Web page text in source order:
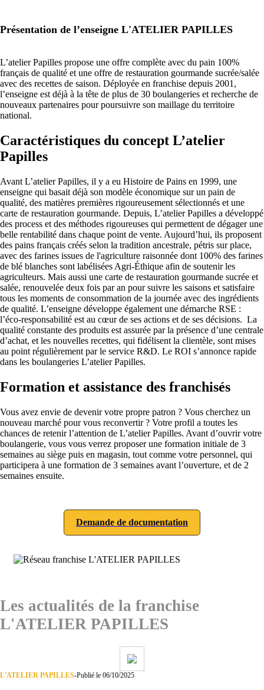
Présentation de l’enseigne L'ATELIER PAPILLES
L’atelier Papilles propose une offre complète avec du pain 100%
français de qualité et une offre de restauration gourmande sucrée/salée
avec des recettes de saison. Déployée en franchise depuis 2001,
l’enseigne est déjà à la tête de plus de 30 boulangeries et recherche de
nouveaux partenaires pour poursuivre son maillage du territoire
national.
Caractéristiques du concept L’atelier
Papilles
Avant L’atelier Papilles, il y a eu Histoire de Pains en 1999, une
enseigne qui basait déjà son modèle économique sur un pain de
qualité, des matières premières rigoureusement sélectionnés et une
carte de restauration gourmande. Depuis, L’atelier Papilles a développé
des process et des méthodes rigoureuses qui permettent de dégager une
belle rentabilité dans chaque point de vente. Aujourd’hui, ils proposent
des pains français créés selon la tradition ancestrale, pétris sur place,
avec des farines issues de l'agriculture raisonnée dont 100% des farines
de blé blanches sont labélisées Agri-Éthique afin de soutenir les
agriculteurs. Mais aussi une carte de restauration gourmande sucrée et
salée, renouvelée deux fois par an pour suivre les saisons et satisfaire
tous les moments de consommation de la journée avec des ingrédients
de qualité. L’enseigne développe également une démarche RSE :
l’éco-responsabilité est au cœur de ses actions et de ses décisions. La
qualité constante des produits est assurée par la présence d’une centrale
d’achat, et les nouvelles recettes, qui fidélisent la clientèle, sont mises
au point régulièrement par le service R&D. Le ROI s’annonce rapide
dans les boulangeries L’atelier Papilles.
Formation et assistance des franchisés
Vous avez envie de devenir votre propre patron ? Vous cherchez un
nouveau marché pour vous reconvertir ? Votre profil a toutes les
chances de retenir l’attention de L’atelier Papilles. Avant d’ouvrir votre
boulangerie, vous vous verrez proposer une formation initiale de 3
semaines au siège puis en magasin, tout comme votre personnel, qui
participera à une formation de 3 semaines avant l’ouverture, et de 2
semaines ensuite.
Demande de documentation
Les actualités de la franchise
L'ATELIER PAPILLES
L'ATELIER PAPILLES-Publié le 06/10/2025